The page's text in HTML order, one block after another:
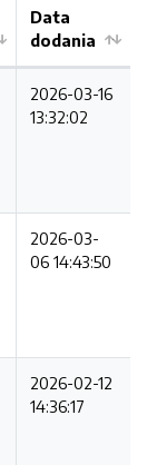
Data
dodania
2026-03-16
13:32:02
2026-03-
06 14:43:50
2026-02-12
14:36:17